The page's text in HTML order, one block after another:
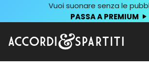
Vuoi suonare senza le
PASSA A PREMIUM